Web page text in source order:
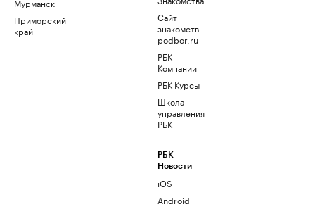
Приморский
край
Сайт
знакомств
podbor.ru
РБК
Компании
РБК Курсы
Школа
управления
РБК
РБК
Новости
iOS
Android